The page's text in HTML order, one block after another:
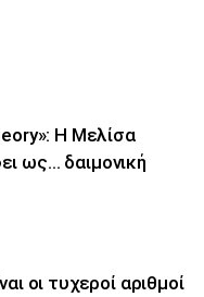
Η Μελίσα
ως… δαιμονική
οι τυχεροί αριθμοί